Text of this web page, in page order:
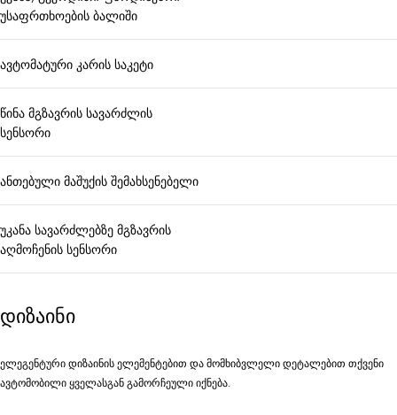
უსაფრთხოების ბალიში
ავტომატური კარის საკეტი
წინა მგზავრის სავარძლის
სენსორი
ანთებული მაშუქის შემახსენებელი
უკანა სავარძლებზე მგზავრის
აღმოჩენის სენსორი
დიზაინი
ელეგენტური დიზაინის ელემენტებით და მომხიბვლელი დეტალებით თქვენი
ავტომობილი ყველასგან გამორჩეული იქნება.